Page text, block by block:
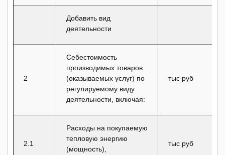
Добавить вид
деятельности
2
Себестоимость
производимых товаров
(оказываемых услуг) по
регулируемому виду
деятельности, включая:
тыс руб
2.1
Расходы на покупаемую
тепловую энергию
(мощность),
тыс руб